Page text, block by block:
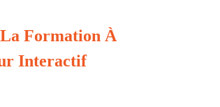
Formation À
Interactif